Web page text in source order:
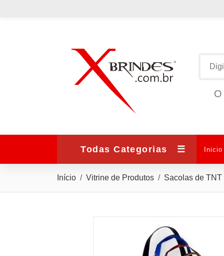
Todas Categorias ☰ Inicio
Início Vitrine de Produtos Sacolas de TNT